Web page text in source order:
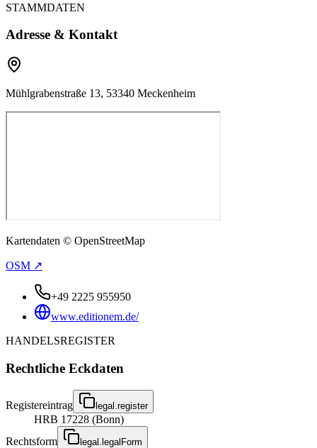
STAMMDATEN
Adresse & Kontakt
Mühlgrabenstraße 13, 53340 Meckenheim
Kartendaten © OpenStreetMap
OSM ↗
+49 2225 955950
www.editionem.de/
HANDELSREGISTER
Rechtliche Eckdaten
Registereintrag legal.register
HRB 17228 (Bonn)
Rechtsform
legal.legalForm